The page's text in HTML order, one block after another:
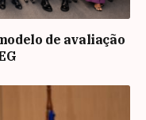
de avaliação